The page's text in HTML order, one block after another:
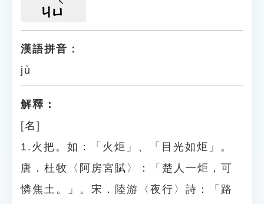
ㄐㄩ
漢語拼音：
jù
解釋：
[名]
1.火把。如：「火炬」、「目光如炬」。
唐．杜牧〈阿房宮賦〉：「楚人一炬，可
憐焦土。」。宋．陸游〈夜行〉詩：「路